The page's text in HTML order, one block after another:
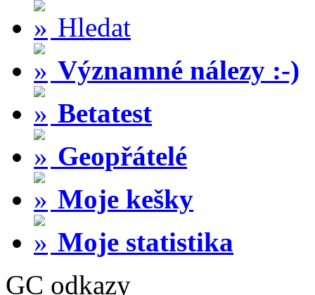
Hledat
Významné nálezy :-)
Betatest
Geopřátelé
Moje kešky
Moje statistika
GC odkazy